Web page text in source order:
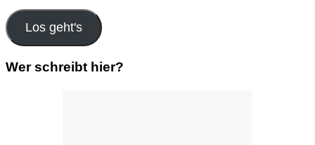
Los geht's
Wer schreibt hier?